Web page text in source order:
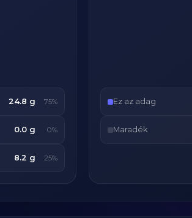
24.8 g 75%
0.0 g 0%
8.2 g 25%
Ez az adag
Maradék